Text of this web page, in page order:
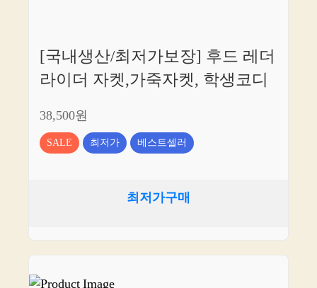
[국내생산/최저가보장] 후드 레더
라이더 자켓,가죽자켓, 학생코디
38,500원
SALE 최저가 베스트셀러
최저가구매